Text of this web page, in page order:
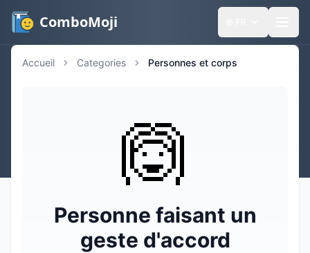
ComboMoji
Accueil Categories Personnes et corps
🙆
Personne faisant un
geste d'accord